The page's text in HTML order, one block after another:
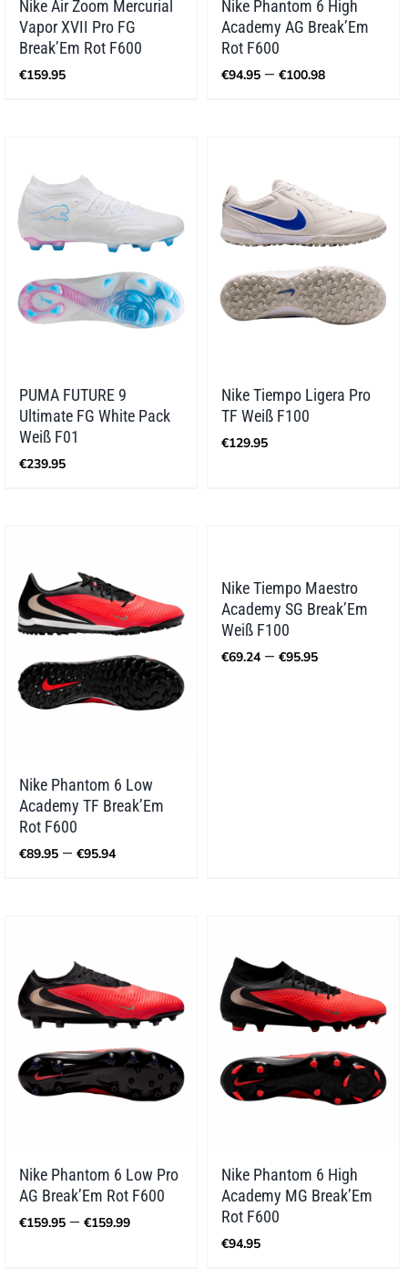
Nike Air Zoom Mercurial
Vapor XVII Pro FG
Break’Em Rot F600
€159.95
Nike Phantom 6 High
Academy AG Break’Em
Rot F600
€94.95 – €100.98
PUMA FUTURE 9
Ultimate FG White Pack
Weiß F01
€239.95
Nike Tiempo Ligera Pro
TF Weiß F100
€129.95
Nike Phantom 6 Low
Academy TF Break’Em
Rot F600
€89.95 – €95.94Preisspanne:
Nike Tiempo Maestro
Academy SG Break’Em
Weiß F100
€69.24 – €95.95
Nike Phantom 6 Low Pro
AG Break’Em Rot F600
€159.95 – €159.99Preisspanne:
Nike Phantom 6 High
Academy MG Break’Em
Rot F600
€94.95